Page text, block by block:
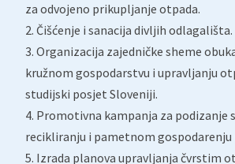
za odvojeno prikupljanje otpada.
Čišćenje i sanacija divljih odlagališta.
Organizacija zajedničke sheme
kružnom gospodarstvu i upravljanju
studijski posjet Sloveniji.
Promotivna kampanja za podizanje
recikliranju i pametnom gospodarenju
Izrada planova upravljanja čvrstim